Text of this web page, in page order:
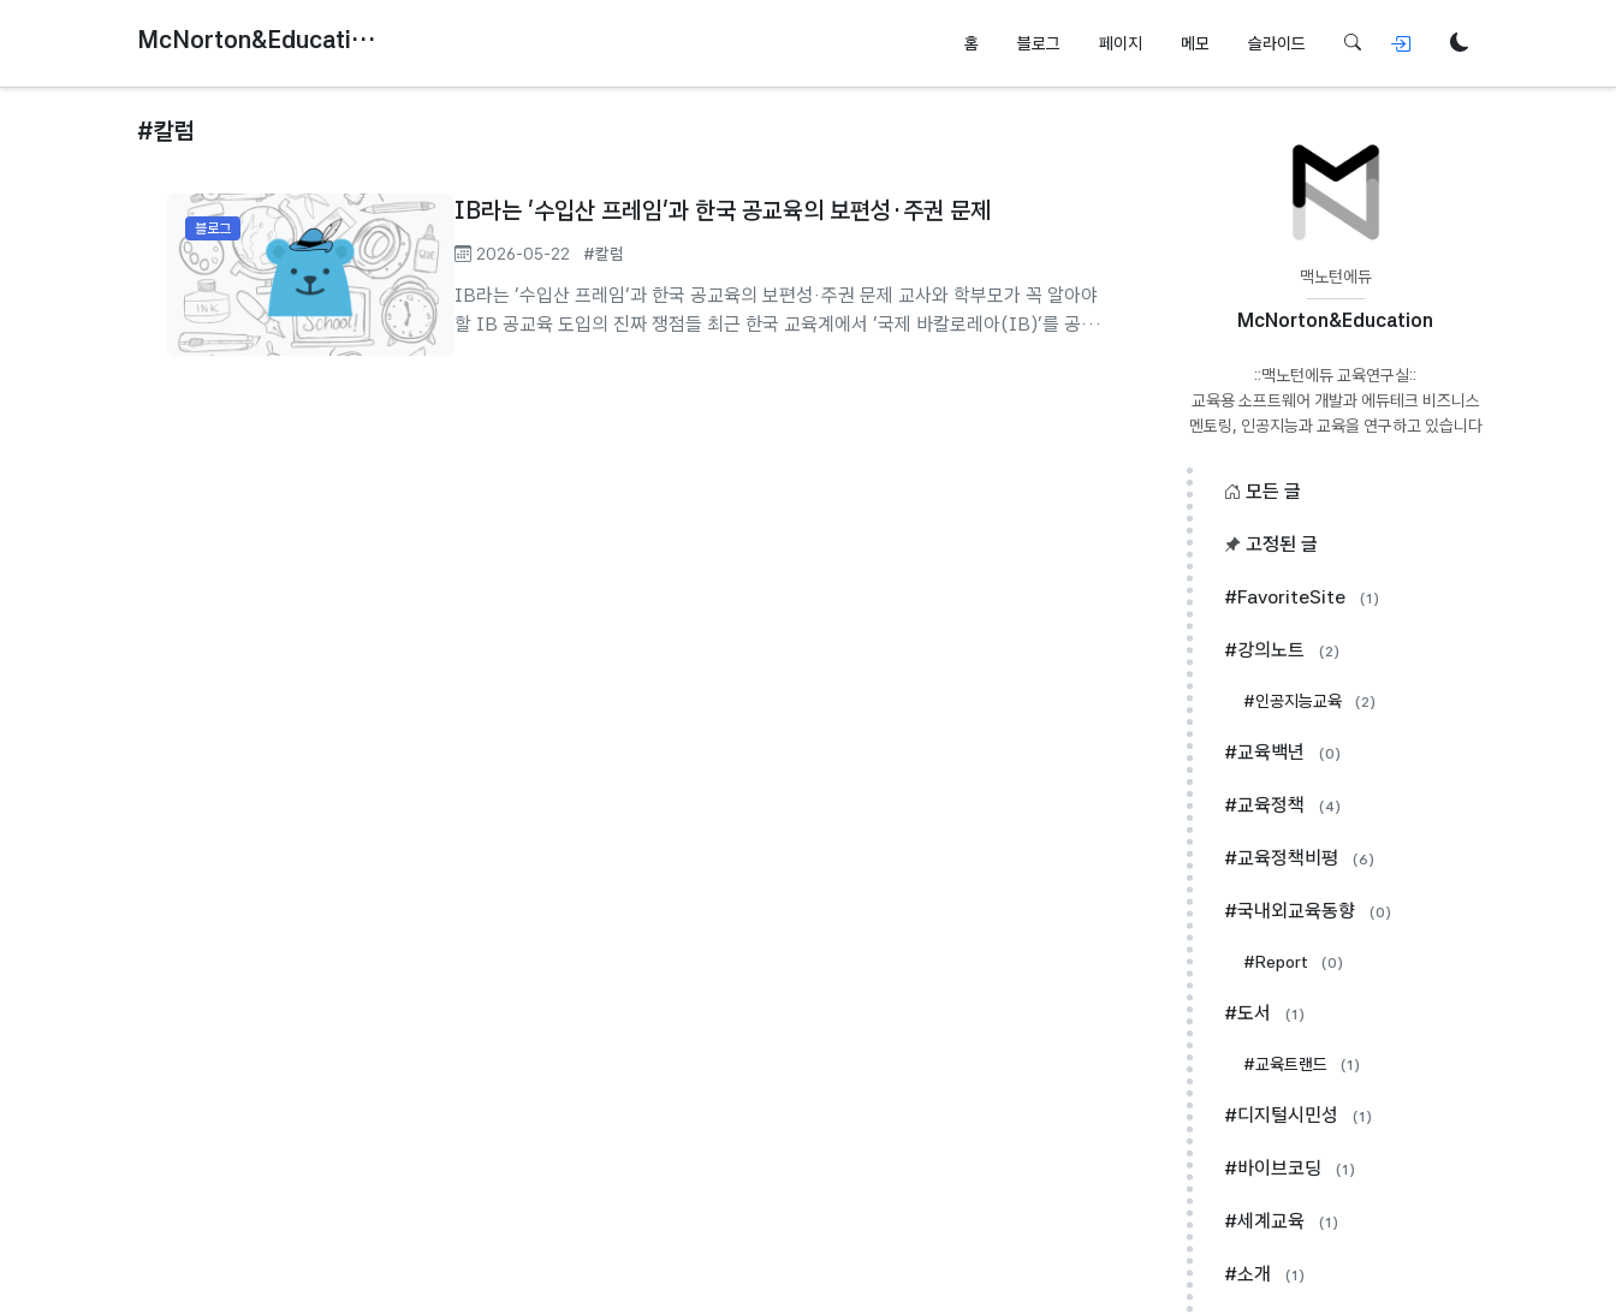
McNorton&Education 홈 블로그 페이지 메모 슬라이드
#칼럼
블로그
IB라는 '수입산 프레임'과 한국 공교육의 보편성·주권 문제
2026-05-22 #칼럼
IB라는 '수입산 프레임'과 한국 공교육의 보편성·주권 문제 교사와 학부모가 꼭 알아야
할 IB 공교육 도입의 진짜 쟁점들 최근 한국 교육계에서 '국제 바칼로레아(IB)'를 공교
맥노턴에듀
McNorton&Education
::맥노턴에듀 교육연구실::
교육용 소프트웨어 개발과 에듀테크 비즈니스
멘토링, 인공지능과 교육을 연구하고 있습니다
모든 글
고정된 글
#FavoriteSite (1)
#강의노트 (2)
#인공지능교육 (2)
#교육백년 (0)
#교육정책 (4)
#교육정책비평 (6)
#국내외교육동향 (0)
#Report (0)
#도서 (1)
#교육트랜드 (1)
#디지털시민성 (1)
#바이브코딩 (1)
#세계교육 (1)
#소개 (1)